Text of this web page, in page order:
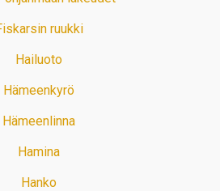
ruukki
Hailuoto
Hämeenkyrö
Hämeenlinna
Hamina
Hanko